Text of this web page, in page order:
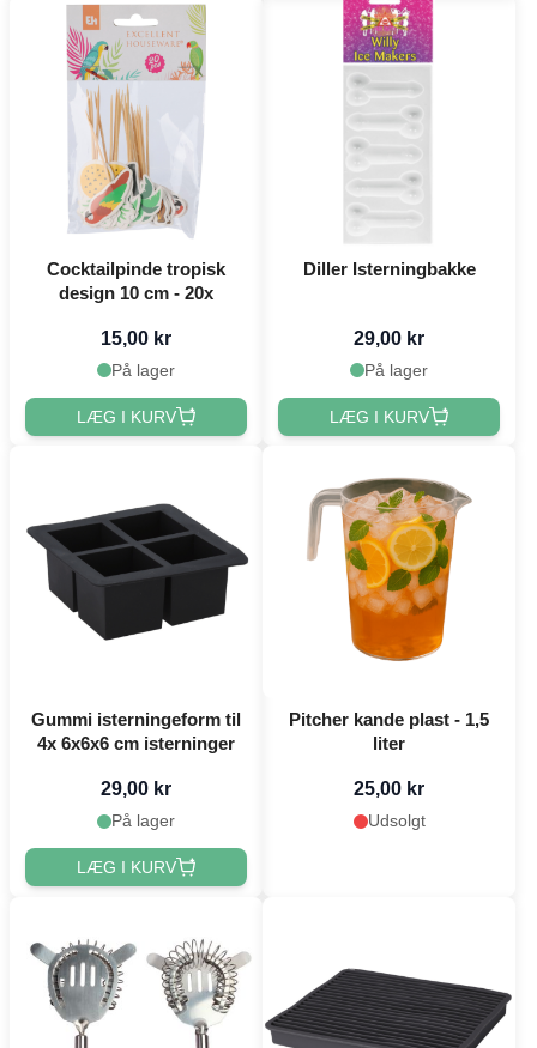
Cocktailpinde tropisk
design 10 cm - 20x
15,00 kr
På lager
LÆG I KURV
Diller Isterningbakke
29,00 kr
På lager
LÆG I KURV
Gummi isterningeform til
4x 6x6x6 cm isterninger
29,00 kr
På lager
LÆG I KURV
Pitcher kande plast - 1,5
liter
25,00 kr
Udsolgt